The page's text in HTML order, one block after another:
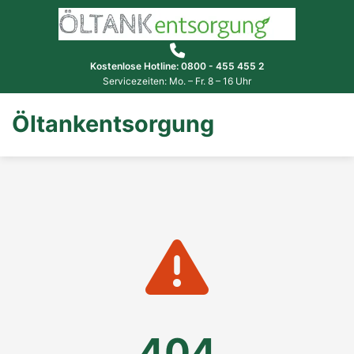
Kostenlose Hotline: 0800 - 455 455 2
Servicezeiten: Mo. – Fr. 8 – 16 Uhr
Öltankentsorgung